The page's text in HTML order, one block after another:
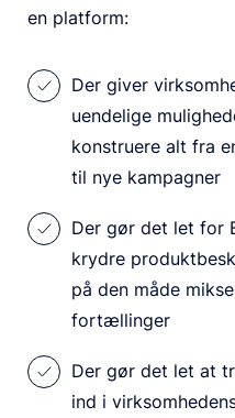
en platform:
Der giver
uendelige
konstruere alt fra
til nye kampagner
Der gør det let for
krydre
på den måde
fortællinger
Der gør det let at
ind i